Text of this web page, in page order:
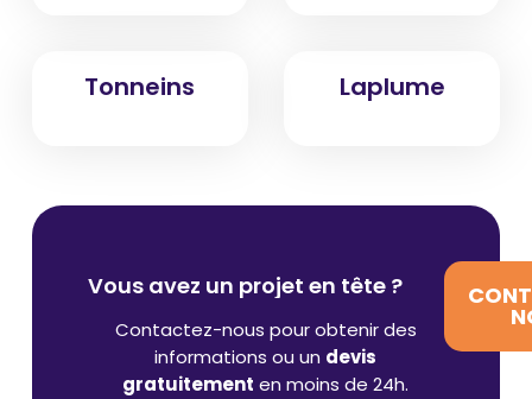
Tonneins Laplume
Vous avez un projet en tête ?
Contactez-nous pour obtenir des
informations ou un devis
gratuitement en moins de 24h.